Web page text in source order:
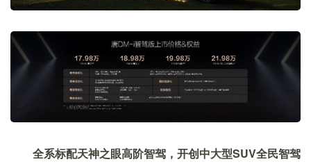
全系标配天神之眼高阶智驾，开创中大型SUV全民智驾